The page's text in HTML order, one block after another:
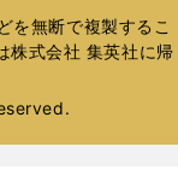
開
く
を無断で複製するこ
株式会社 集英社に帰